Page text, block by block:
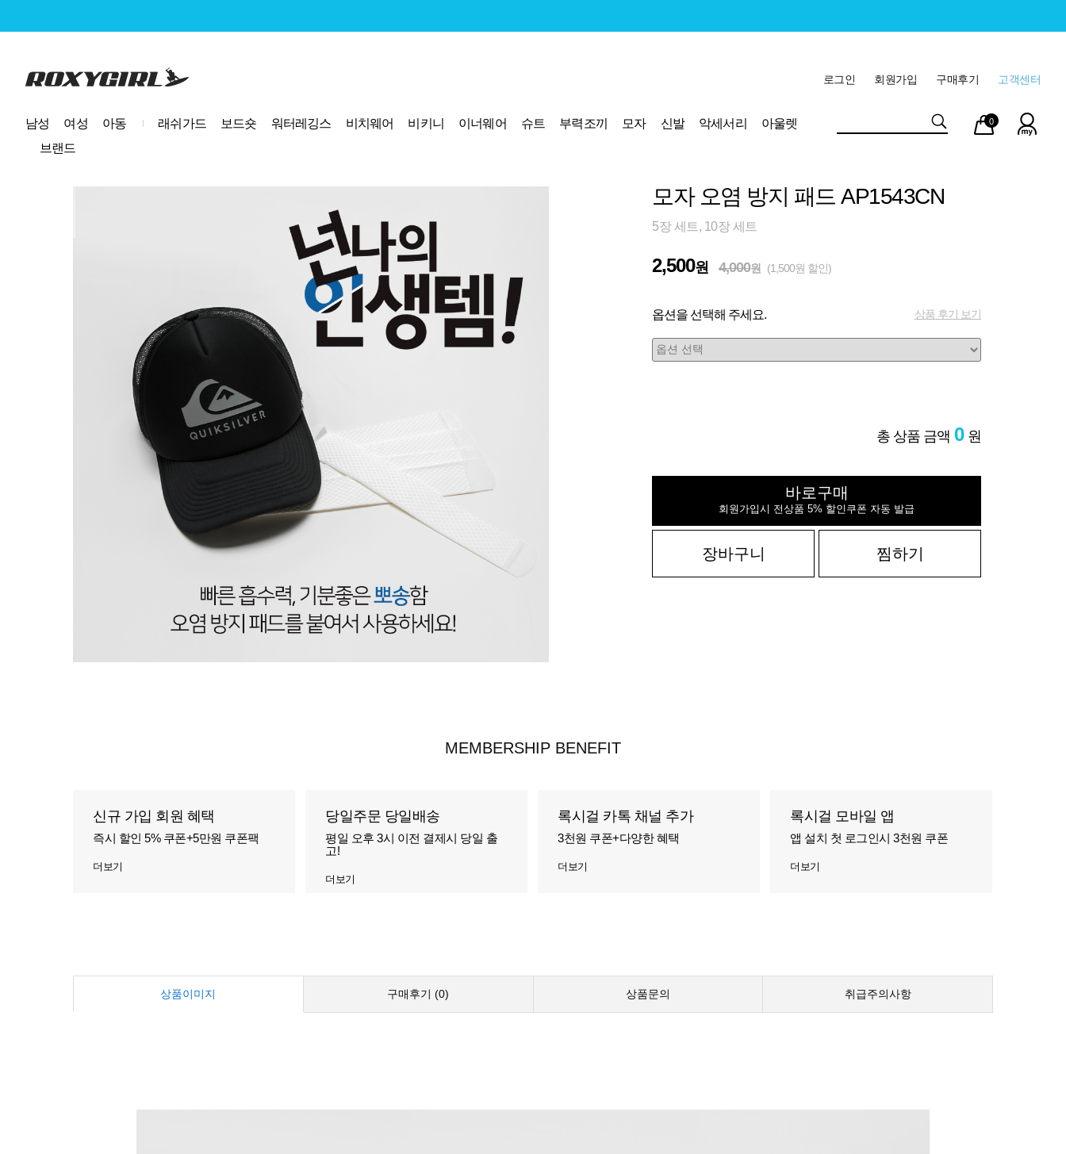
로고 고객센터
구매후기
회원가입
로그인
남성 여성 아동 래쉬가드 보드숏 워터레깅스 비치웨어 비키니 이너웨어 슈트 부력조끼 모자 신발 악세서리
아울렛
브랜드
마이
페이
장바
구니
0
모자 오염 방지 패드 AP1543CN
5장 세트, 10장 세트
2,500원 4,000원 (1,500원 할인)
옵션을 선택해 주세요. 상품 후기 보기
총 상품 금액 0 원
바로구매
회원가입시 전상품 5% 할인쿠폰 자동 발급
장바구니 찜하기
MEMBERSHIP BENEFIT
신규 가입 회원 혜택
즉시 할인 5% 쿠폰+5만원 쿠폰팩
더보기
당일주문 당일배송
평일 오후 3시 이전 결제시 당일 출
고!
더보기
록시걸 카톡 채널 추가
3천원 쿠폰+다양한 혜택
더보기
록시걸 모바일 앱
앱 설치 첫 로그인시 3천원 쿠폰
더보기
상품이미지 구매후기 (0) 상품문의 취급주의사항